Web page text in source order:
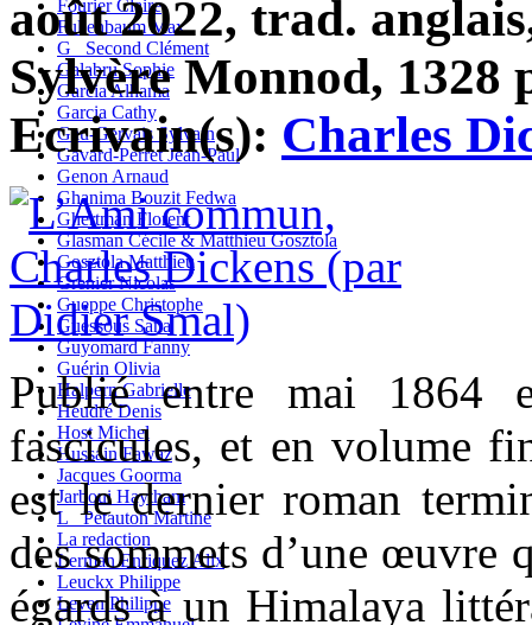
Fourier Claire
Fullenbaum Max
G_ Second Clément
Galabru Sophie
Garcia Alhama
Garcia Cathy
Gau-Gervais Sylvain
Gavard-Perret Jean-Paul
Genon Arnaud
Ghanima Bouzit Fedwa
Ghertman Florent
Glasman Cécile & Matthieu Gosztola
Gosztola Matthieu
Grenier Nicolas
Gueppe Christophe
Guessous Sana
Guyomard Fanny
Guérin Olivia
Halpern Gabrielle
Heudré Denis
Host Michel
Hussain Fawaz
Jacques Goorma
Jarboui Haytham
L_ Petauton Martine
La redaction
Lerman Enriquez Alix
Leuckx Philippe
Leven Philippe
août 2022, trad.
Sylvère Monnod, 1328
Ecrivain(s): Charles
Publié entre mai 1864
fascicules, et en volume
est le dernier roman
des sommets d’une œuvre
égards à un Himalaya